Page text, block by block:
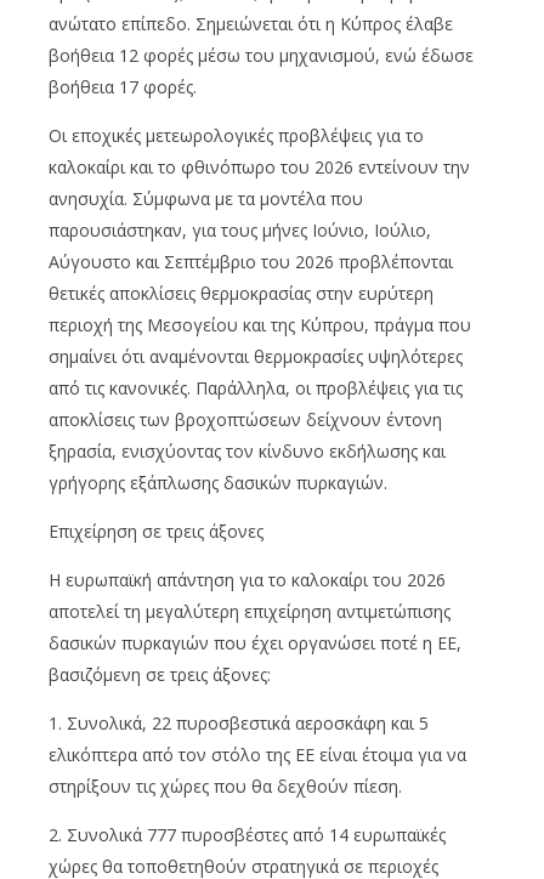
ανώτατο επίπεδο. Σημειώνεται ότι η Κύπρος έλαβε
βοήθεια 12 φορές μέσω του μηχανισμού, ενώ έδωσε
βοήθεια 17 φορές.
Οι εποχικές μετεωρολογικές προβλέψεις για το
καλοκαίρι και το φθινόπωρο του 2026 εντείνουν την
ανησυχία. Σύμφωνα με τα μοντέλα που
παρουσιάστηκαν, για τους μήνες Ιούνιο, Ιούλιο,
Αύγουστο και Σεπτέμβριο του 2026 προβλέπονται
θετικές αποκλίσεις θερμοκρασίας στην ευρύτερη
περιοχή της Μεσογείου και της Κύπρου, πράγμα που
σημαίνει ότι αναμένονται θερμοκρασίες υψηλότερες
από τις κανονικές. Παράλληλα, οι προβλέψεις για τις
αποκλίσεις των βροχοπτώσεων δείχνουν έντονη
ξηρασία, ενισχύοντας τον κίνδυνο εκδήλωσης και
γρήγορης εξάπλωσης δασικών πυρκαγιών.
Επιχείρηση σε τρεις άξονες
Η ευρωπαϊκή απάντηση για το καλοκαίρι του 2026
αποτελεί τη μεγαλύτερη επιχείρηση αντιμετώπισης
δασικών πυρκαγιών που έχει οργανώσει ποτέ η ΕΕ,
βασιζόμενη σε τρεις άξονες:
1. Συνολικά, 22 πυροσβεστικά αεροσκάφη και 5
ελικόπτερα από τον στόλο της ΕΕ είναι έτοιμα για να
στηρίξουν τις χώρες που θα δεχθούν πίεση.
2. Συνολικά 777 πυροσβέστες από 14 ευρωπαϊκές
χώρες θα τοποθετηθούν στρατηγικά σε περιοχές